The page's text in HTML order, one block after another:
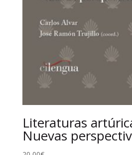
Literaturas
Nuevas